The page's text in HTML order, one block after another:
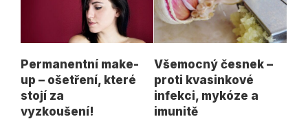
Permanentní make-
up – ošetření, které
stojí za
vyzkoušení!
Všemocný česnek –
proti kvasinkové
infekci, mykóze a
imunitě